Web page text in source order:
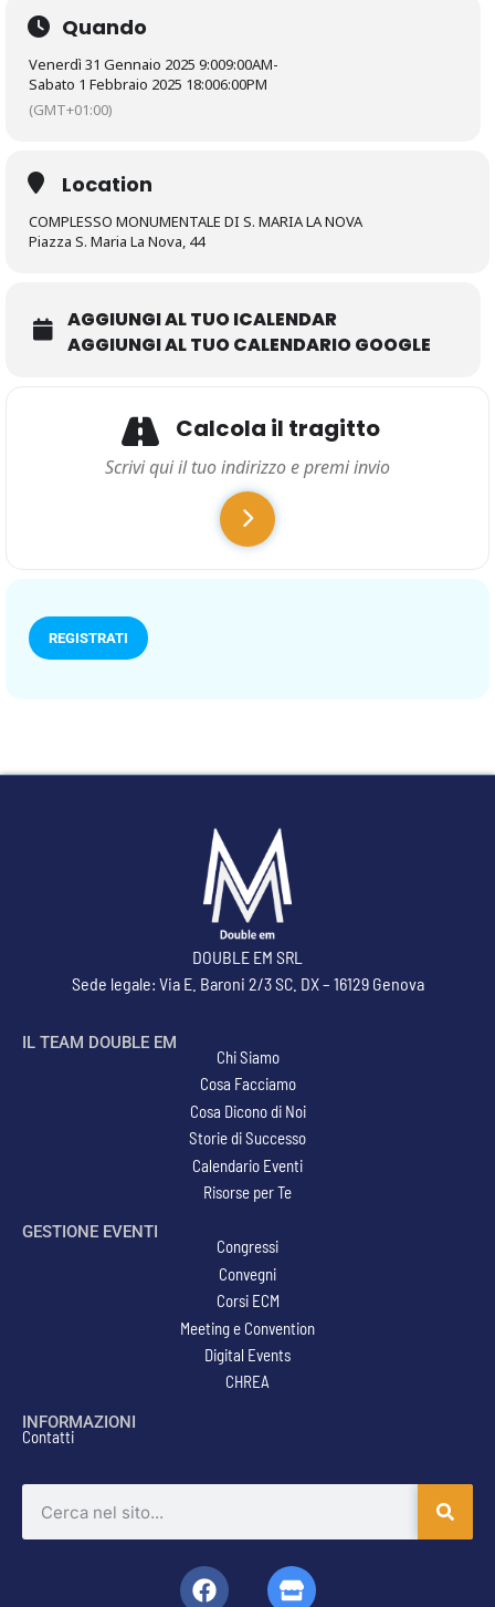
Quando
Venerdì 31 Gennaio 2025 9:009:00AM-
Sabato 1 Febbraio 2025 18:006:00PM
(GMT+01:00)
Location
COMPLESSO MONUMENTALE DI S. MARIA LA NOVA
Piazza S. Maria La Nova, 44
AGGIUNGI AL TUO ICALENDAR
AGGIUNGI AL TUO CALENDARIO GOOGLE
Calcola il tragitto
REGISTRATI
DOUBLE EM SRL
Sede legale: Via E. Baroni 2/3 SC. DX – 16129 Genova
IL TEAM DOUBLE EM
Chi Siamo
Cosa Facciamo
Cosa Dicono di Noi
Storie di Successo
Calendario Eventi
Risorse per Te
GESTIONE EVENTI
Congressi
Convegni
Corsi ECM
Meeting e Convention
Digital Events
CHREA
INFORMAZIONI
Contatti